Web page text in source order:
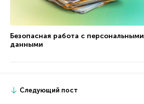
Безопасная работа с персональными
данными
Следующий пост